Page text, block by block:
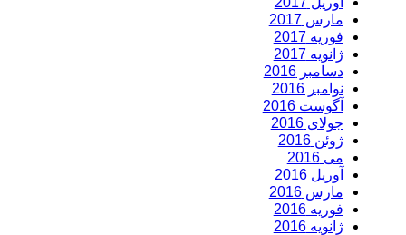
مارس 2017
فوریه 2017
ژانویه 2017
دسامبر 2016
نوامبر 2016
آگوست 2016
جولای 2016
ژوئن 2016
می 2016
آوریل 2016
مارس 2016
فوریه 2016
ژانویه 2016